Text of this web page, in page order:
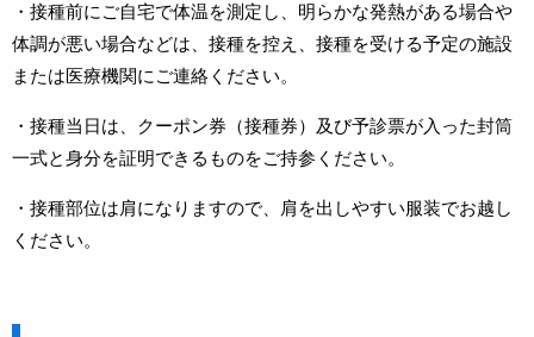
・接種前にご自宅で体温を測定し、明らかな発熱がある場合や
体調が悪い場合などは、接種を控え、接種を受ける予定の施設
または医療機関にご連絡ください。
・接種当日は、クーポン券（接種券）及び予診票が入った封筒
一式と身分を証明できるものをご持参ください。
・接種部位は肩になりますので、肩を出しやすい服装でお越し
ください。